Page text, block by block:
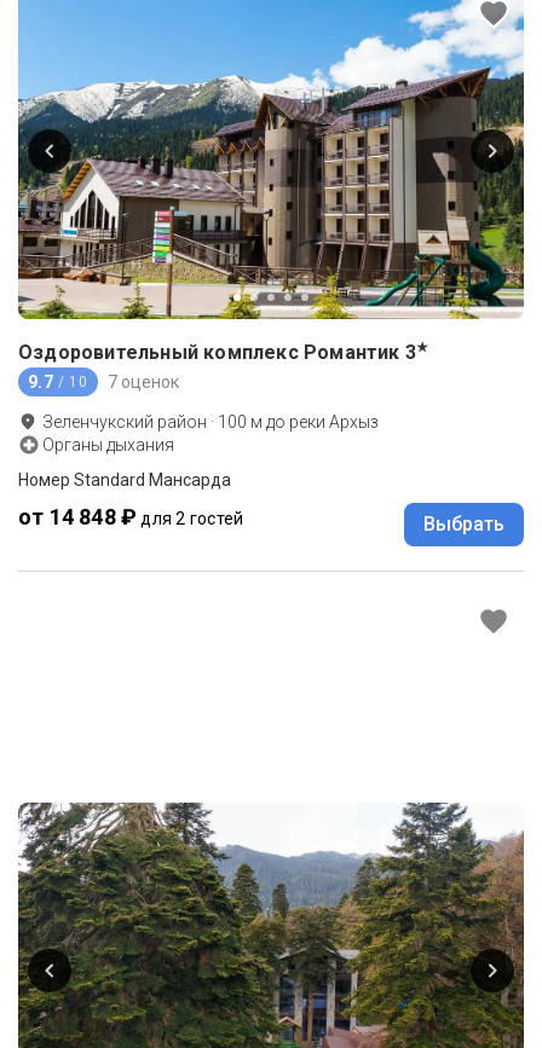
Оздоровительный комплекс Романтик 3★
9.7 / 10 7 оценок
Зеленчукский район · 100 м до реки Архыз
Органы дыхания
Номер Standard Мансарда
от 14 848 ₽ для 2 гостей Выбрать